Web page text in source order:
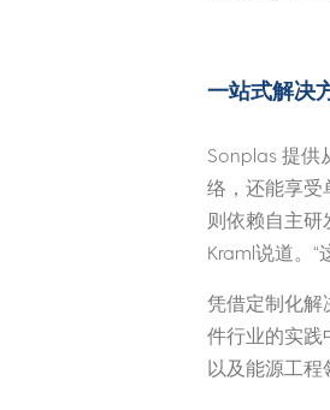
一站式解决
Sonplas 提供
络，还能享受
则依赖自主
Kraml说道。
凭借定制化解
件行业的实践
以及能源工程